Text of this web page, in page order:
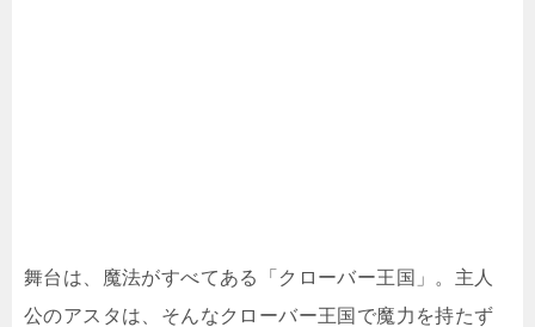
舞台は、魔法がすべてある「クローバー王国」。主人
公のアスタは、そんなクローバー王国で魔力を持たず